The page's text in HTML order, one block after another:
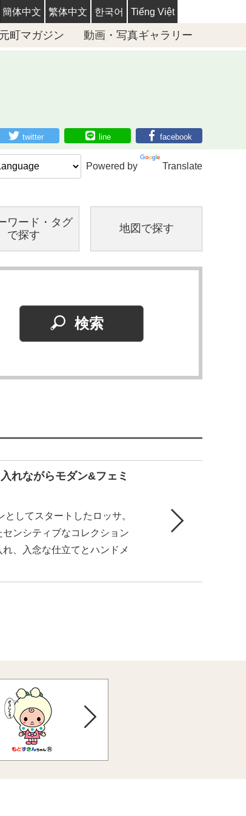
簡体中文 繁体中文 한국어 Tiếng Việt
元町マガジン 動画・写真ギャラリー
twitter line facebook
Powered by Translate
ワード・ タグ
で探す
地図で探す
れながらモダン&フェミ
してスタートしたロッサ。
ンシティブなコレクション
、入念な仕立てとハンドメ